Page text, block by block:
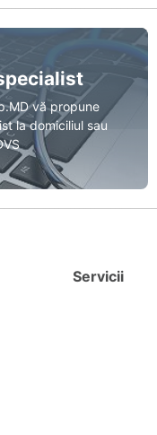
vă propune
la domiciliul sau
Servicii